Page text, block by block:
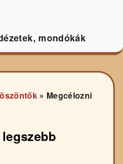
mondókák
» Megcélozni